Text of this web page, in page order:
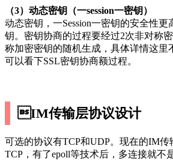
（3）动态密钥（一session一密钥）
动态密钥，一Session一密钥的安全性
钥。密钥协商的过程要经过2次非对称
称加密密钥的随机生成，具体详情这里
可以看下SSL密钥协商额过程。
IM传输层协议设计
可选的协议有TCP和UDP。现在的IM传
TCP，有了epoll等技术后，多连接就不